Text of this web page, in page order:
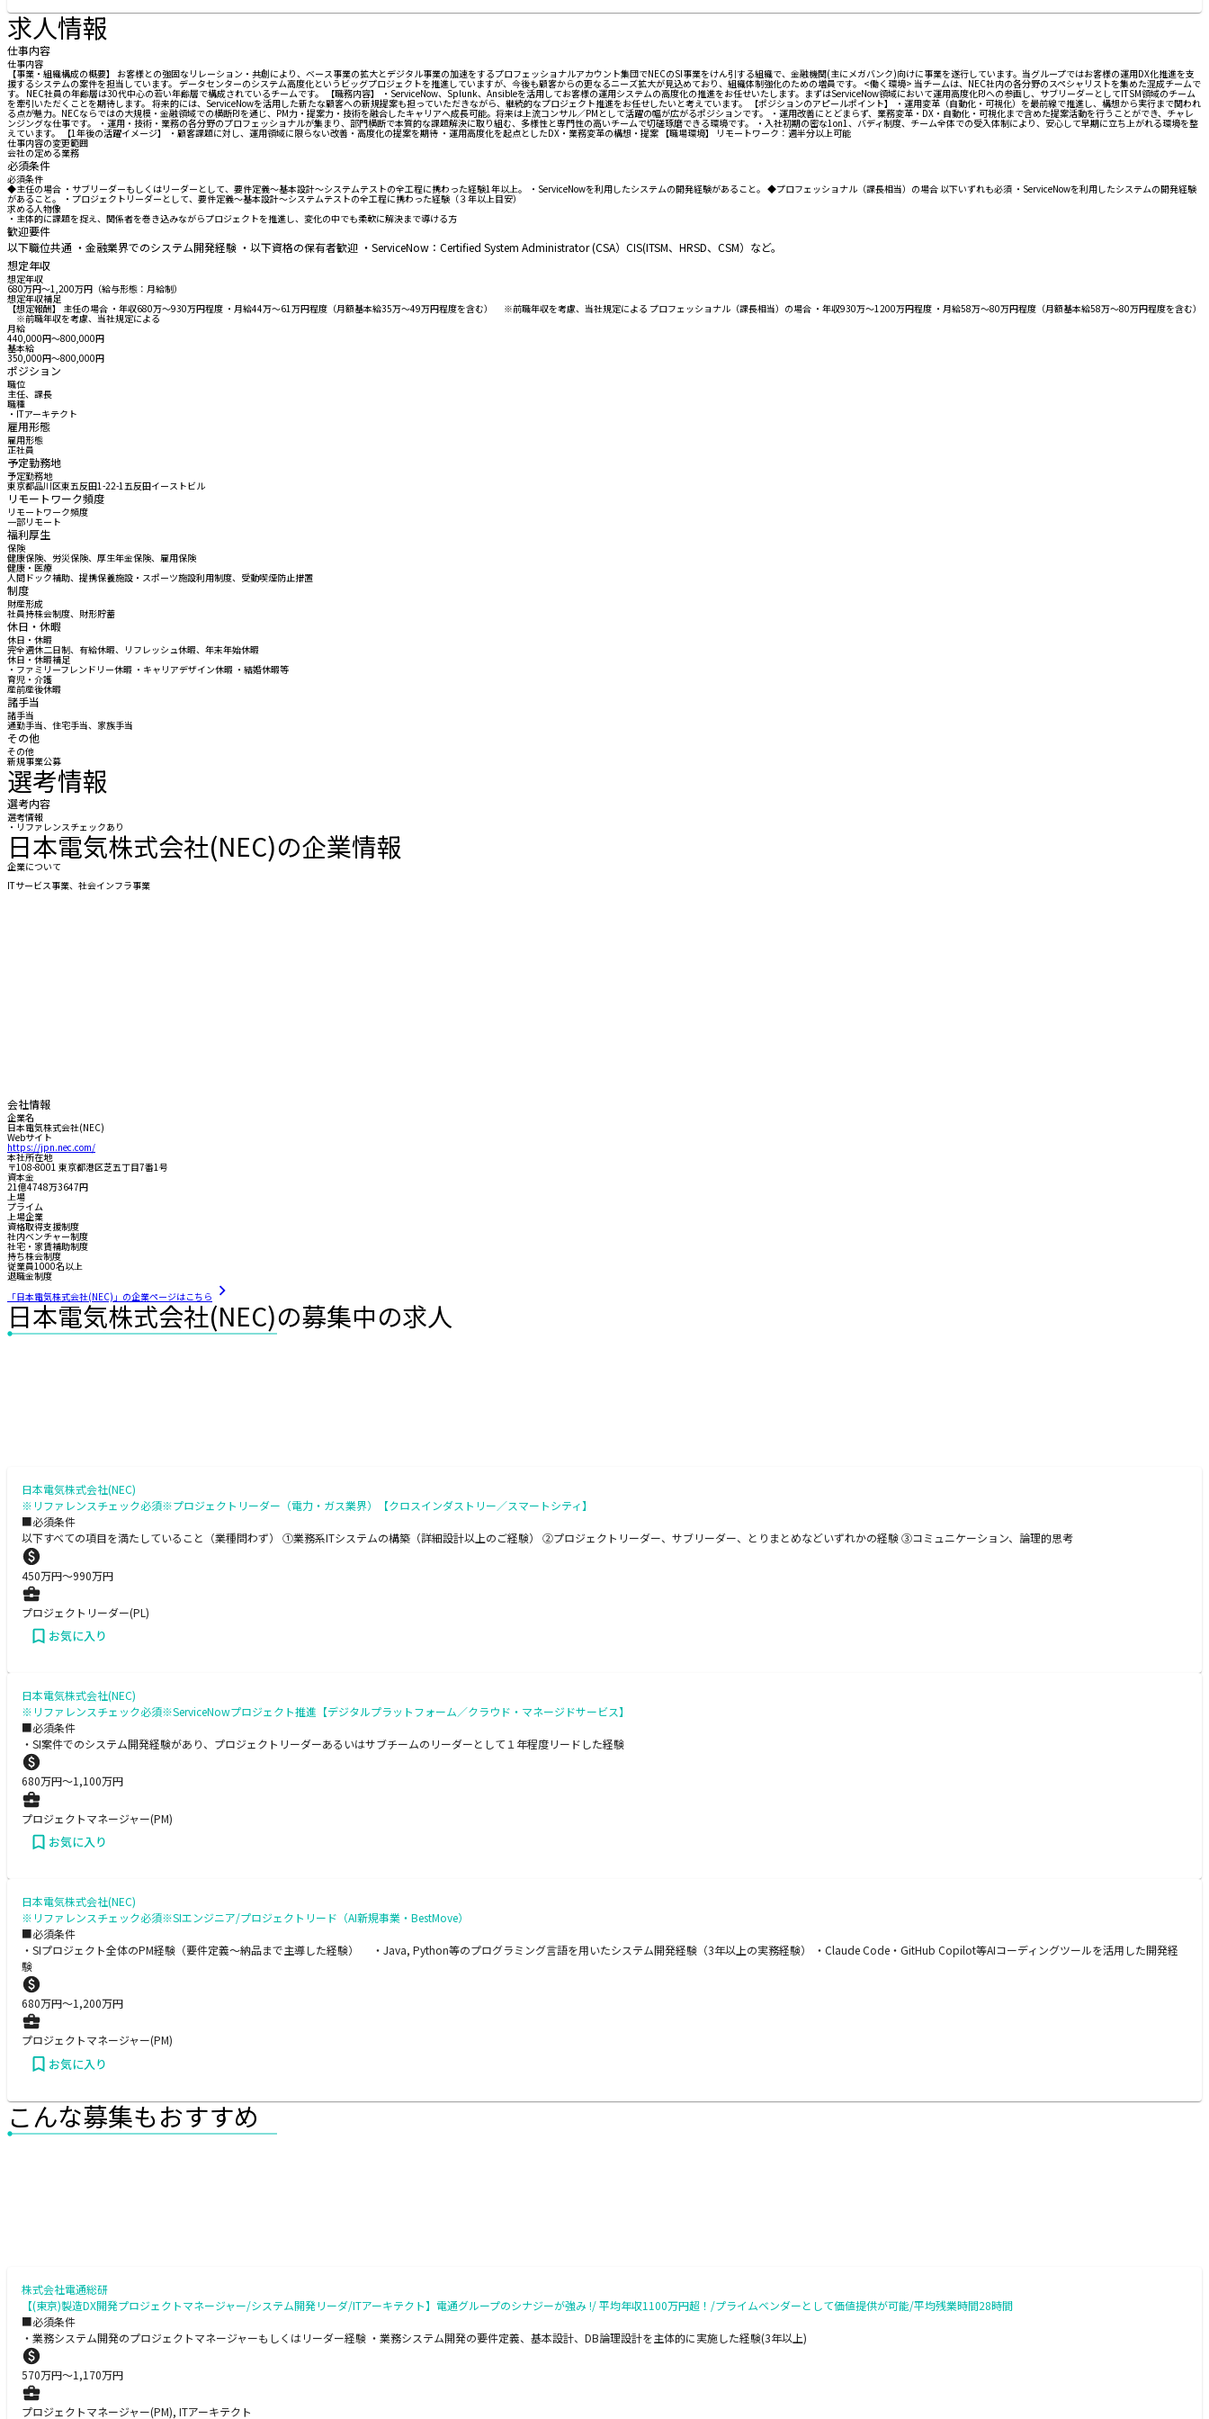
求人情報
仕事内容
仕事内容
【事業・組織構成の概要】 お客様との強固なリレーション・共創により、ベース事業の拡大とデジタル事業の加速をするプロフェッショナルアカウント集団でNECのSI事業をけん引する組織で、金融機関(主にメガバンク)向けに事業を遂行しています。当グループではお客様の運用DX化推進を支
援するシステムの案件を担当しています。 データセンターのシステム高度化というビッグプロジェクトを推進していますが、今後も顧客からの更なるニーズ拡大が見込めており、組織体制強化のための増員です。 <働く環境> 当チームは、NEC社内の各分野のスペシャリストを集めた混成チームで
す。 NEC社員の年齢層は30代中心の若い年齢層で構成されているチームです。 【職務内容】 ・ServiceNow、Splunk、Ansibleを活用してお客様の運用システムの高度化の推進をお任せいたします。まずはServiceNow領域において運用高度化PJへの参画し、サブリーダーとしてITSM領域のチーム
を牽引いただくことを期待します。 将来的には、ServiceNowを活用した新たな顧客への新規提案も担っていただきながら、継続的なプロジェクト推進をお任せしたいと考えています。 【ポジションのアピールポイント】 ・運用変革（自動化・可視化）を最前線で推進し、構想から実行まで関われ
る点が魅力。NECならではの大規模・金融領域での横断PJを通じ、PM力・提案力・技術を融合したキャリアへ成長可能。将来は上流コンサル／PMとして活躍の幅が広がるポジションです。 ・運用改善にとどまらず、業務変革・DX・自動化・可視化まで含めた提案活動を行うことができ、チャレ
ンジングな仕事です。 ・運用・技術・業務の各分野のプロフェッショナルが集まり、部門横断で本質的な課題解決に取り組む、多様性と専門性の高いチームで切磋琢磨できる環境です。 ・入社初期の密な1on1、バディ制度、チーム全体での受入体制により、安心して早期に立ち上がれる環境を整
えています。 【1年後の活躍イメージ】 ・顧客課題に対し、運用領域に限らない改善・高度化の提案を期待 ・運用高度化を起点としたDX・業務変革の構想・提案 【職場環境】 リモートワーク：週半分以上可能
仕事内容の変更範囲
会社の定める業務
必須条件
必須条件
◆主任の場合 ・サブリーダーもしくはリーダーとして、要件定義～基本設計～システムテストの全工程に携わった経験1年以上。 ・ServiceNowを利用したシステムの開発経験があること。 ◆プロフェッショナル（課長相当）の場合 以下いずれも必須 ・ServiceNowを利用したシステムの開発経験
があること。 ・プロジェクトリーダーとして、要件定義～基本設計～システムテストの全工程に携わった経験（３年以上目安）
求める人物像
・主体的に課題を捉え、関係者を巻き込みながらプロジェクトを推進し、変化の中でも柔軟に解決まで導ける方
歓迎要件
以下職位共通 ・金融業界でのシステム開発経験 ・以下資格の保有者歓迎 ・ServiceNow：Certified System Administrator (CSA）CIS(ITSM、HRSD、CSM）など。
想定年収
想定年収
680万円〜1,200万円（給与形態：月給制）
想定年収補足
【想定報酬】 主任の場合 ・年収680万～930万円程度 ・月給44万～61万円程度（月額基本給35万～49万円程度を含む） ※前職年収を考慮、当社規定による プロフェッショナル（課長相当）の場合 ・年収930万～1200万円程度 ・月給58万～80万円程度（月額基本給58万～80万円程度を含む）
※前職年収を考慮、当社規定による
月給
440,000円〜800,000円
基本給
350,000円〜800,000円
ポジション
職位
主任、課長
職種
・ITアーキテクト
雇用形態
雇用形態
正社員
予定勤務地
予定勤務地
東京都品川区東五反田1-22-1五反田イーストビル
リモートワーク頻度
リモートワーク頻度
一部リモート
福利厚生
保険
健康保険、労災保険、厚生年金保険、雇用保険
健康・医療
人間ドック補助、提携保養施設・スポーツ施設利用制度、受動喫煙防止措置
制度
財産形成
社員持株会制度、財形貯蓄
休日・休暇
休日・休暇
完全週休二日制、有給休暇、リフレッシュ休暇、年末年始休暇
休日・休暇補足
・ファミリーフレンドリー休暇 ・キャリアデザイン休暇 ・結婚休暇等
育児・介護
産前産後休暇
諸手当
諸手当
通勤手当、住宅手当、家族手当
その他
その他
新規事業公募
選考情報
選考内容
選考情報
・リファレンスチェックあり
日本電気株式会社(NEC)の企業情報
企業について
ITサービス事業、社会インフラ事業
会社情報
企業名
日本電気株式会社(NEC)
Webサイト
https://jpn.nec.com/
本社所在地
〒108-8001 東京都港区芝五丁目7番1号
資本金
21億4748万3647円
上場
プライム
上場企業
資格取得支援制度
社内ベンチャー制度
社宅・家賃補助制度
持ち株会制度
従業員1000名以上
退職金制度
「日本電気株式会社(NEC)」の企業ページはこちら
日本電気株式会社(NEC)の募集中の求人
日本電気株式会社(NEC)
※リファレンスチェック必須※プロジェクトリーダー（電力・ガス業界）【クロスインダストリー／スマートシティ】
■必須条件
以下すべての項目を満たしていること（業種問わず） ①業務系ITシステムの構築（詳細設計以上のご経験） ②プロジェクトリーダー、サブリーダー、とりまとめなどいずれかの経験 ③コミュニケーション、論理的思考
450万円〜990万円
プロジェクトリーダー(PL)
お気に入り
日本電気株式会社(NEC)
※リファレンスチェック必須※ServiceNowプロジェクト推進【デジタルプラットフォーム／クラウド・マネージドサービス】
■必須条件
・SI案件でのシステム開発経験があり、プロジェクトリーダーあるいはサブチームのリーダーとして１年程度リードした経験
680万円〜1,100万円
プロジェクトマネージャー(PM)
お気に入り
日本電気株式会社(NEC)
※リファレンスチェック必須※SIエンジニア/プロジェクトリード（AI新規事業・BestMove）
■必須条件
・SIプロジェクト全体のPM経験（要件定義～納品まで主導した経験） ・Java, Python等のプログラミング言語を用いたシステム開発経験（3年以上の実務経験） ・Claude Code・GitHub Copilot等AIコーディングツールを活用した開発経
験
680万円〜1,200万円
プロジェクトマネージャー(PM)
お気に入り
こんな募集もおすすめ
株式会社電通総研
【(東京)製造DX開発プロジェクトマネージャー/システム開発リーダ/ITアーキテクト】電通グループのシナジーが強み !/ 平均年収1100万円超！/プライムベンダーとして価値提供が可能/平均残業時間28時間
■必須条件
・業務システム開発のプロジェクトマネージャーもしくはリーダー経験 ・業務システム開発の要件定義、基本設計、DB論理設計を主体的に実施した経験(3年以上)
570万円〜1,170万円
プロジェクトマネージャー(PM), ITアーキテクト